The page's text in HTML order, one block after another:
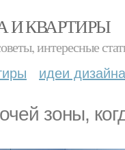
И КВАРТИРЫ
интересные
идеи дизайна
зоны,